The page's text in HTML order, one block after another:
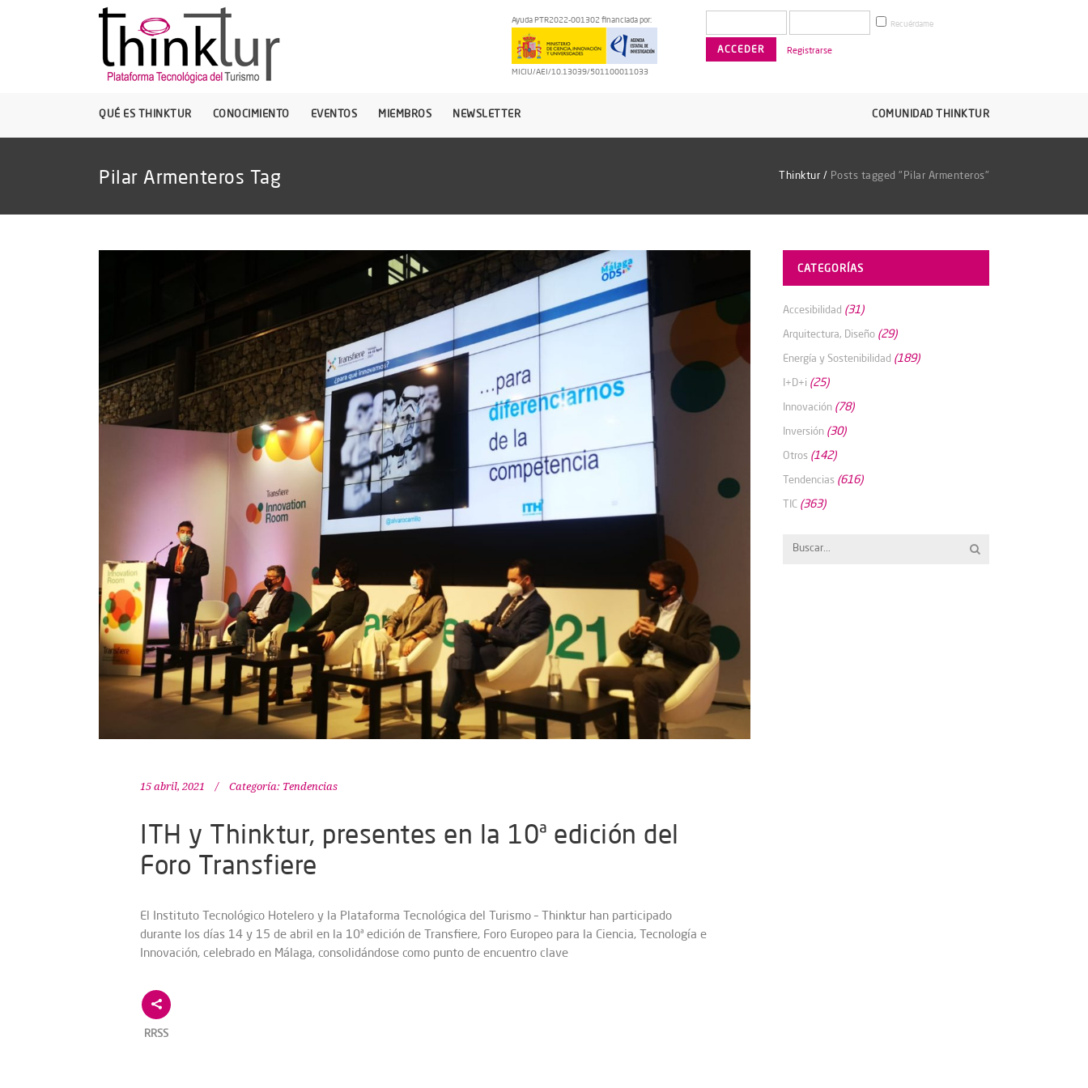
Ayuda PTR2022-001302 financiada por:
MICIU/AEI/10.13039/501100011033
Recuérdame
Registrarse
QUÉ ES THINKTUR CONOCIMIENTO EVENTOS MIEMBROS NEWSLETTER COMUNIDAD THINKTUR
Pilar Armenteros Tag Thinktur / Posts tagged "Pilar Armenteros"
15 abril, 2021 Categoría: Tendencias
ITH y Thinktur, presentes en la 10ª edición del
Foro Transfiere
El Instituto Tecnológico Hotelero y la Plataforma Tecnológica del Turismo – Thinktur han participado
durante los días 14 y 15 de abril en la 10ª edición de Transfiere, Foro Europeo para la Ciencia, Tecnología e
Innovación, celebrado en Málaga, consolidándose como punto de encuentro clave
RRSS
CATEGORÍAS
Accesibilidad (31)
Arquitectura, Diseño (29)
Energía y Sostenibilidad (189)
I+D+i (25)
Innovación (78)
Inversión (30)
Otros (142)
Tendencias (616)
TIC (363)